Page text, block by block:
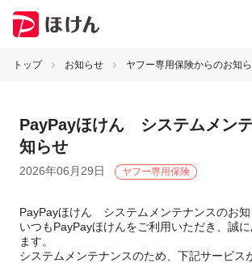
トップ お知らせ ヤフー専用保険からのお知
PayPayほけん システムメン
知らせ
2026年06月29日 ヤフー専用保険
PayPayほけん システムメンテナンスのお
いつもPayPayほけんをご利用いただき、誠
ます。
システムメンテナンスのため、下記サービス